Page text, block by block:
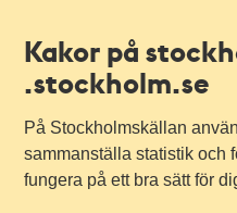
Kakor på
.stockholm.se
På Stockholmskällan
sammanställa statistik och
fungera på ett bra sätt för